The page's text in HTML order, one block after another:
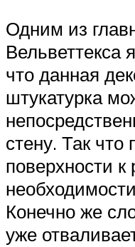
Одним из
Вельветтекса
что данная
штукатурка
стену. Так что
поверхности к
Конечно же
уже